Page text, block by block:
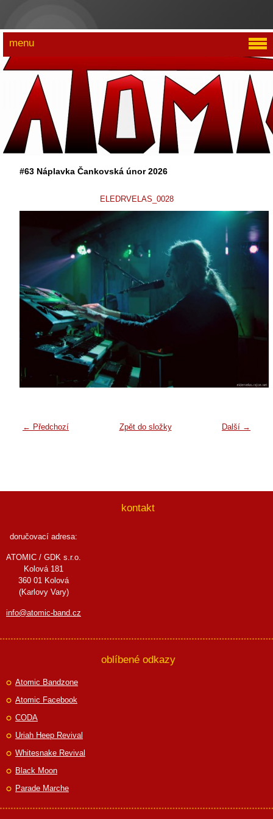
#63 Náplavka Čankovská únor 2026
ELEDRVELAS_0028
← Předchozí Další →
Zpět do složky
menu
kontakt
doručovací adresa:
ATOMIC / GDK s.r.o.
Kolová 181
360 01 Kolová
(Karlovy Vary)
info@atomic-band.cz
oblíbené odkazy
Atomic Bandzone
Atomic Facebook
CODA
Uriah Heep Revival
Whitesnake Revival
Black Moon
Parade Marche